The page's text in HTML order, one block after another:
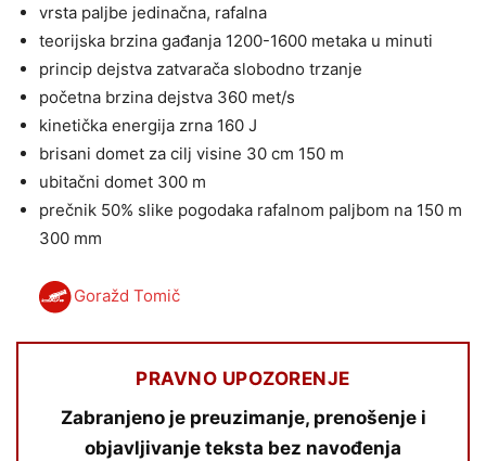
vrsta paljbe jedinačna, rafalna
teorijska brzina gađanja 1200-1600 metaka u minuti
princip dejstva zatvarača slobodno trzanje
početna brzina dejstva 360 met/s
kinetička energija zrna 160 J
brisani domet za cilj visine 30 cm 150 m
ubitačni domet 300 m
prečnik 50% slike pogodaka rafalnom paljbom na 150 m
300 mm
Goražd Tomič
PRAVNO UPOZORENJE
Zabranjeno je preuzimanje, prenošenje i
objavljivanje teksta bez navođenja